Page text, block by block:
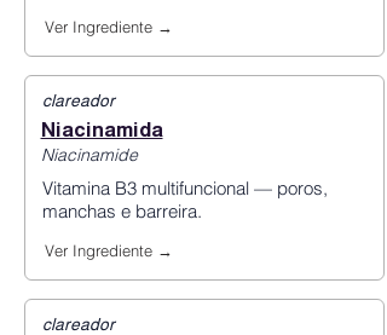
Ver Ingrediente →
clareador
Niacinamida
Niacinamide
Vitamina B3 multifuncional — poros,
manchas e barreira.
Ver Ingrediente →
clareador